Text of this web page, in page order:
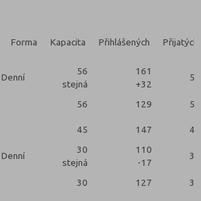
Forma Kapacita Přihlášených Přijatých
Denní
56
stejná
161
+32
56
56 129 56
45 147 45
Denní
30
stejná
110
-17
30
30 127 30